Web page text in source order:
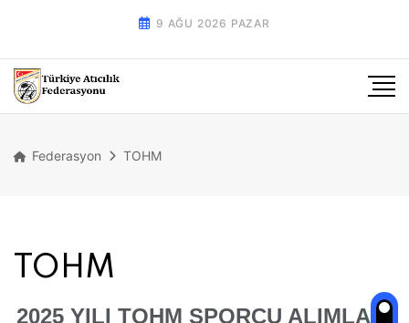
9 AĞU 2026 PAZAR
Federasyon TOHM
TOHM
2025 YILI TOHM SPORCU ALIMLARI